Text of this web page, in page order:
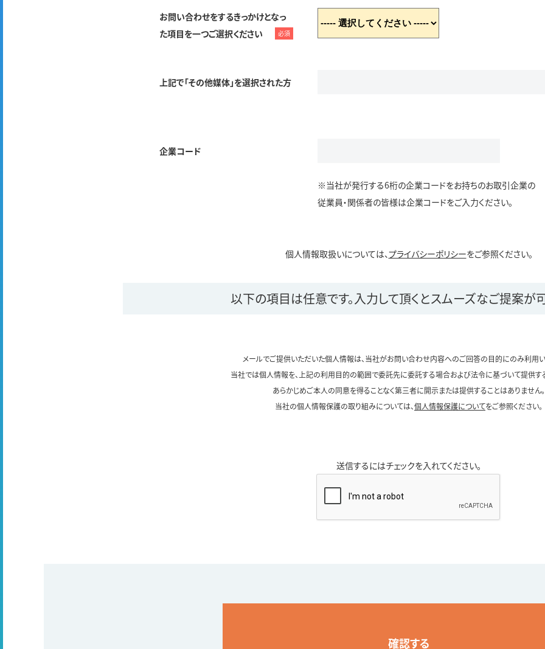
お問い合わせをするきっかけとなっ
た項目を一つご選択ください
必須
上記で「その他媒体」を選択された方
企業コード
※当社が発行する6桁の企業コードをお持ちのお取引企業の
従業員・関係者の皆様は企業コードをご入力ください。
個人情報取扱いについては、プライバシーポリシーをご参照ください。
以下の項目は任意です。入力して頂くとスムーズなご提案が
メールでご提供いただいた個人情報は、当社がお問い合わせ内容へのご回答の目的にのみ利用い
当社では個人情報を、上記の利用目的の範囲で委託先に委託する場合および法令に基づいて提供す
あらかじめご本人の同意を得ることなく第三者に開示または提供することはありません。
当社の個人情報保護の取り組みについては、個人情報保護についてをご参照ください。
送信するにはチェックを入れてください。
確認する